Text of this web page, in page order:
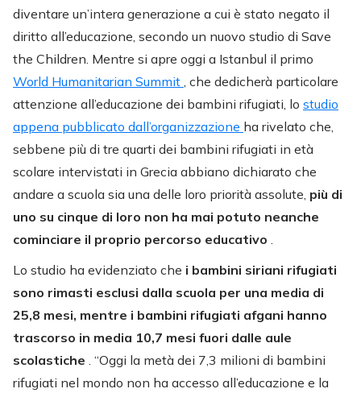
diventare un’intera generazione a cui è stato negato il
diritto all’educazione, secondo un nuovo studio di Save
the Children. Mentre si apre oggi a Istanbul il primo
World Humanitarian Summit , che dedicherà particolare
attenzione all’educazione dei bambini rifugiati, lo studio
appena pubblicato dall’organizzazione ha rivelato che,
sebbene più di tre quarti dei bambini rifugiati in età
scolare intervistati in Grecia abbiano dichiarato che
andare a scuola sia una delle loro priorità assolute, più di
uno su cinque di loro non ha mai potuto neanche
cominciare il proprio percorso educativo .
Lo studio ha evidenziato che i bambini siriani rifugiati
sono rimasti esclusi dalla scuola per una media di
25,8 mesi, mentre i bambini rifugiati afgani hanno
trascorso in media 10,7 mesi fuori dalle aule
scolastiche . “Oggi la metà dei 7,3 milioni di bambini
rifugiati nel mondo non ha accesso all’educazione e la